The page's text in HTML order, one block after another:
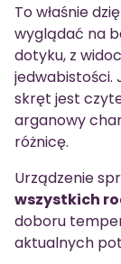
To właśnie
wyglądać na
dotyku, z
jedwabistości.
skręt jest
arganowy
różnicę.
Urządzenie
wszystkich
doboru
aktualnych